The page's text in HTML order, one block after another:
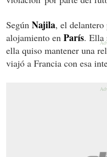
Según Najila, el
alojamiento en París. Ella
ella quiso mantener una
viajó a Francia con esa